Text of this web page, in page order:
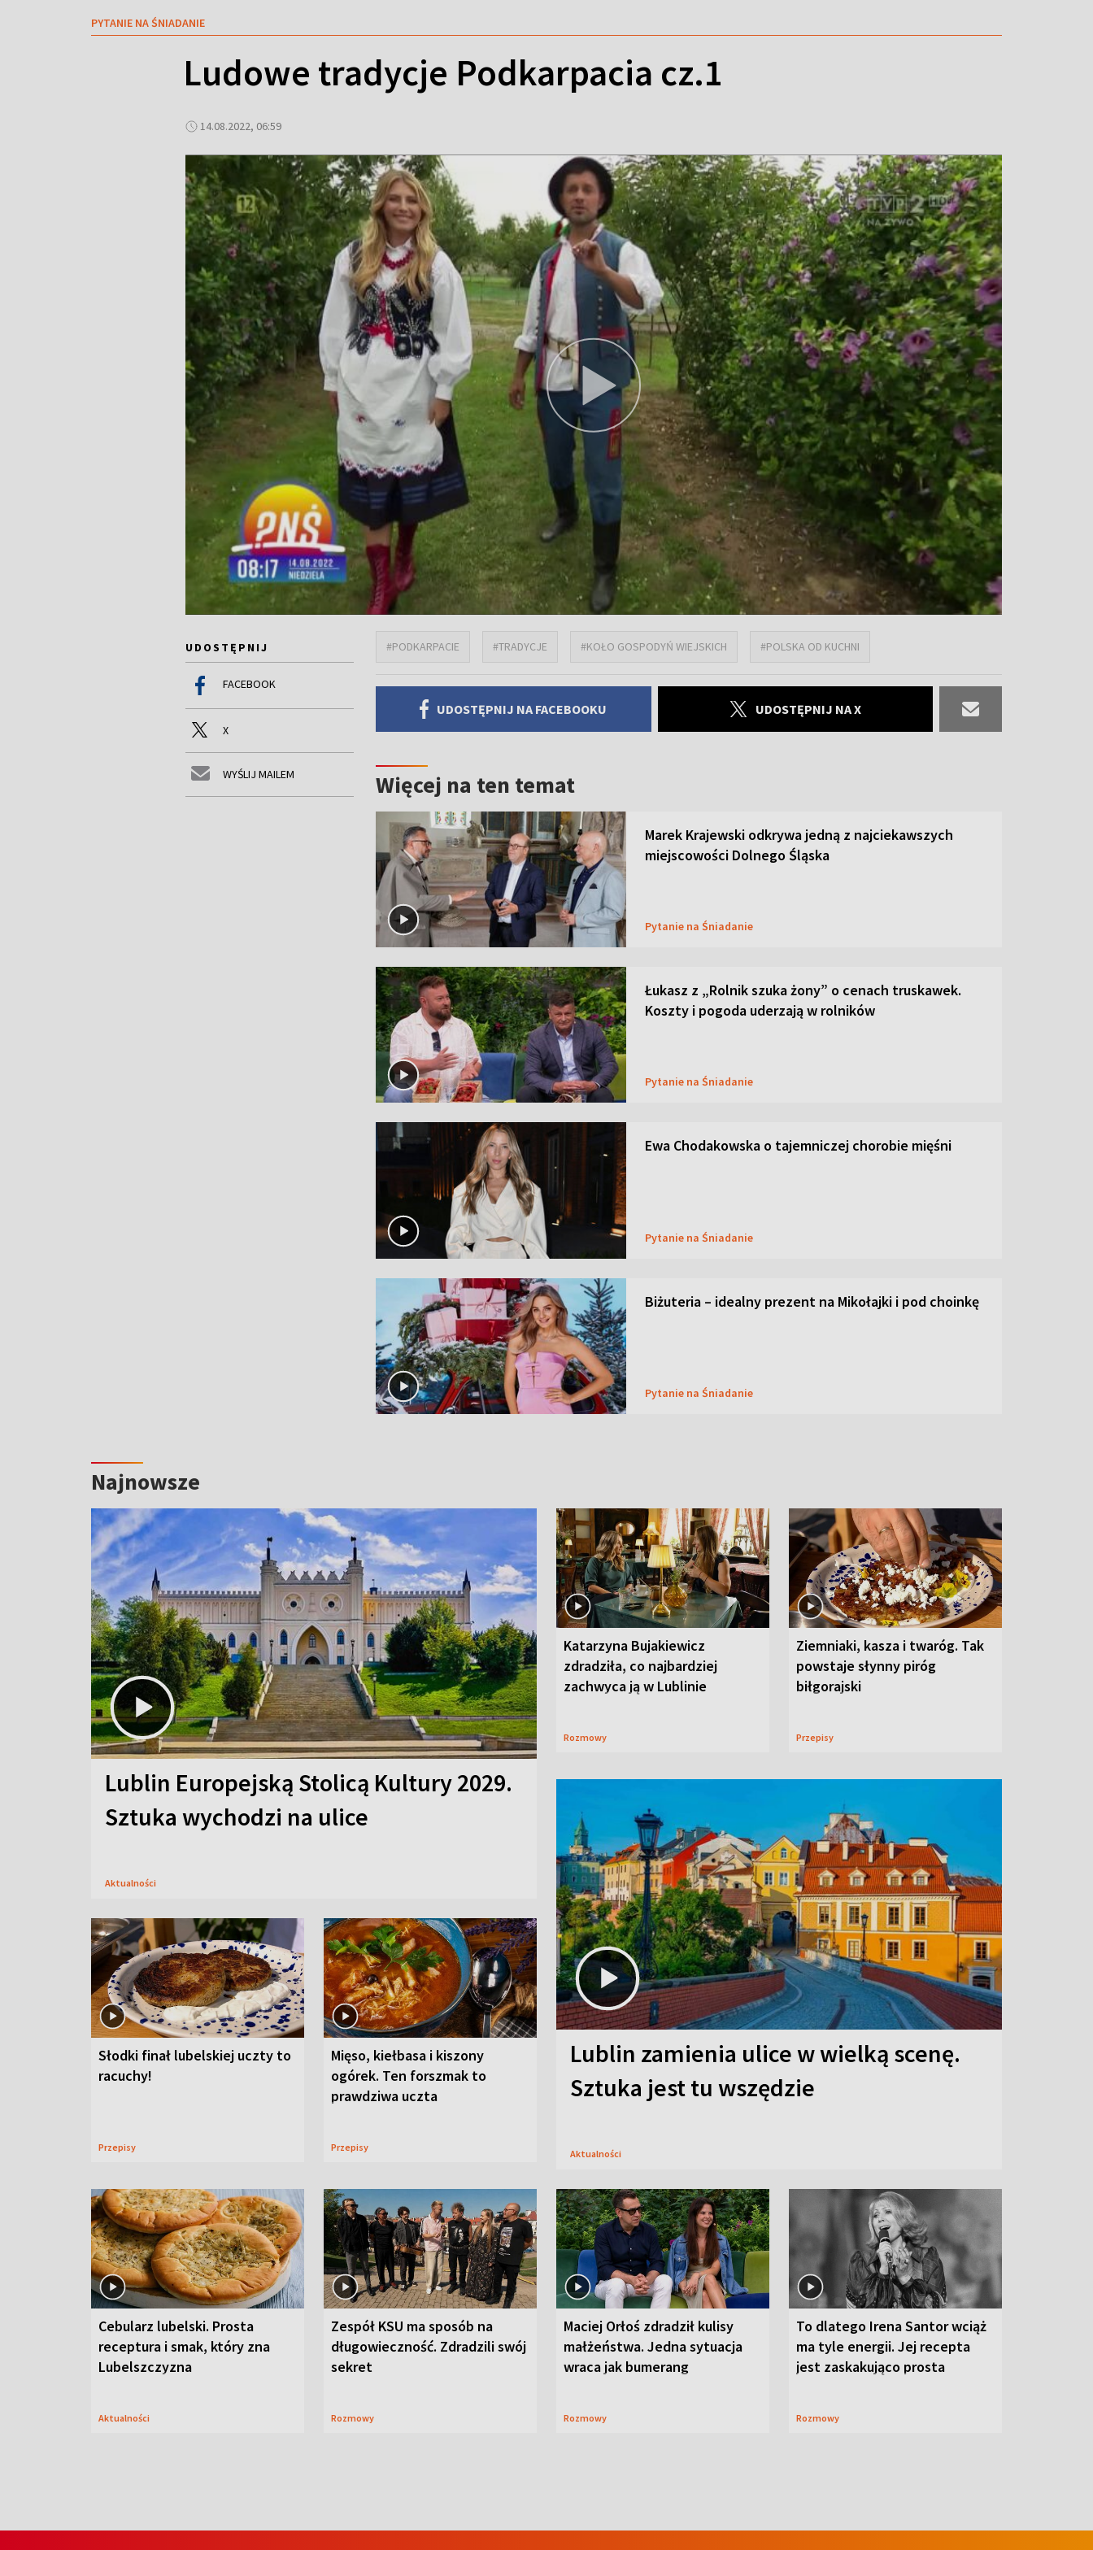
PYTANIE NA ŚNIADANIE
Ludowe tradycje Podkarpacia cz.1
14.08.2022, 06:59
UDOSTĘPNIJ
FACEBOOK
X
WYŚLIJ MAILEM
#PODKARPACIE #TRADYCJE #KOŁO GOSPODYŃ WIEJSKICH #POLSKA OD KUCHNI
UDOSTĘPNIJ NA FACEBOOKU UDOSTĘPNIJ NA X
Więcej na ten temat
Marek Krajewski odkrywa jedną z najciekawszych
miejscowości Dolnego Śląska
Pytanie na Śniadanie
Łukasz z „Rolnik szuka żony” o cenach truskawek.
Koszty i pogoda uderzają w rolników
Pytanie na Śniadanie
Ewa Chodakowska o tajemniczej chorobie mięśni
Pytanie na Śniadanie
Biżuteria – idealny prezent na Mikołajki i pod choinkę
Pytanie na Śniadanie
Najnowsze
Lublin Europejską Stolicą Kultury 2029.
Sztuka wychodzi na ulice
Aktualności
Katarzyna Bujakiewicz
zdradziła, co najbardziej
zachwyca ją w Lublinie
Rozmowy
Ziemniaki, kasza i twaróg. Tak
powstaje słynny piróg
biłgorajski
Przepisy
Słodki finał lubelskiej uczty to
racuchy!
Przepisy
Mięso, kiełbasa i kiszony
ogórek. Ten forszmak to
prawdziwa uczta
Przepisy
Lublin zamienia ulice w wielką scenę.
Sztuka jest tu wszędzie
Aktualności
Cebularz lubelski. Prosta
receptura i smak, który zna
Lubelszczyzna
Aktualności
Zespół KSU ma sposób na
długowieczność. Zdradzili swój
sekret
Rozmowy
Maciej Orłoś zdradził kulisy
małżeństwa. Jedna sytuacja
wraca jak bumerang
Rozmowy
To dlatego Irena Santor wciąż
ma tyle energii. Jej recepta
jest zaskakująco prosta
Rozmowy